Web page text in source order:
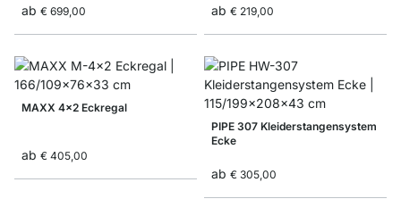
ab € 699,00 ab € 219,00
MAXX 4x2 Eckregal
ab € 405,00
PIPE 307 Kleiderstangensystem
Ecke
ab € 305,00